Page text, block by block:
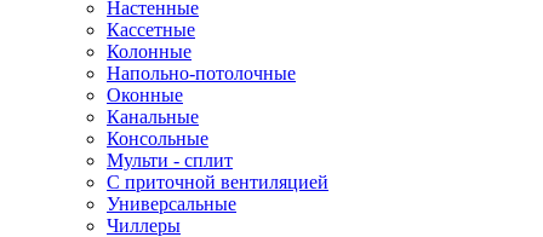
Настенные
Кассетные
Колонные
Напольно-потолочные
Оконные
Канальные
Консольные
Мульти - сплит
С приточной вентиляцией
Универсальные
Чиллеры